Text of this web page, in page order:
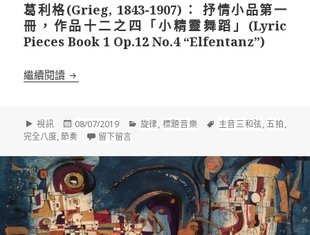
葛利格(Grieg, 1843-1907)： 抒情小品第一
冊，作品十二之四「小精靈舞蹈」(Lyric
Pieces Book 1 Op.12 No.4 “Elfentanz”)
繼續閱讀 葛利格(Grieg, 1843-1907)： 抒情小品第一冊，作
格
式
視訊
發
佈
08/07/2019
分
旋律, 標題音樂
標
主音三和弦,五拍,
完全八度,節奏 留下留言在 葛利格(Grieg, 1843-1907)： 抒情小品第一